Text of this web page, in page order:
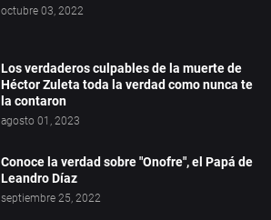
octubre 03, 2022
Los verdaderos culpables de la muerte de
Héctor Zuleta toda la verdad como nunca te
la contaron
agosto 01, 2023
Conoce la verdad sobre "Onofre", el Papá de
Leandro Díaz
septiembre 25, 2022